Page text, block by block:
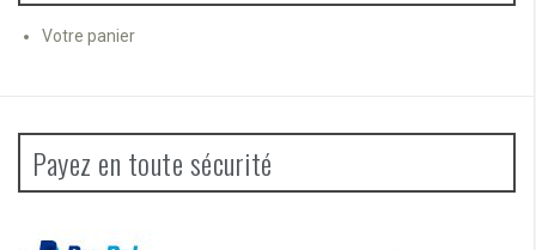
Votre panier
Payez en toute sécurité